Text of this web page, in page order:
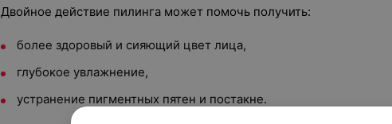
Двойное действие пилинга может помочь получить:
более здоровый и сияющий цвет лица,
глубокое увлажнение,
устранение пигментных пятен и постакне.